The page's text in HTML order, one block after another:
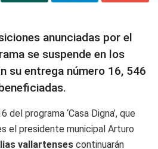
anunciadas por el
se suspende en los
su entrega número 16, 546
del programa ‘Casa Digna’, que
el presidente municipal Arturo
vallartenses continuarán